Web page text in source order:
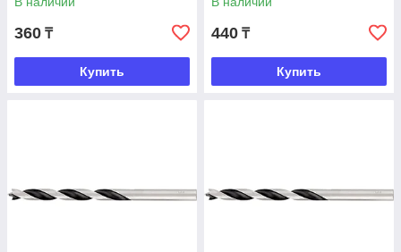
360 ₸
Купить
440 ₸
Купить